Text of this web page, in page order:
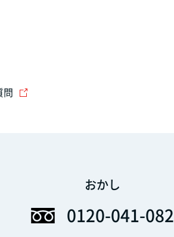
問
おかし
0120-041-082